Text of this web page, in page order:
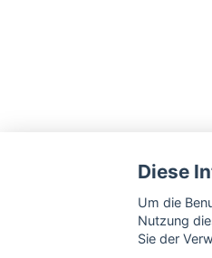
Diese
Um die
Nutzung
Sie der